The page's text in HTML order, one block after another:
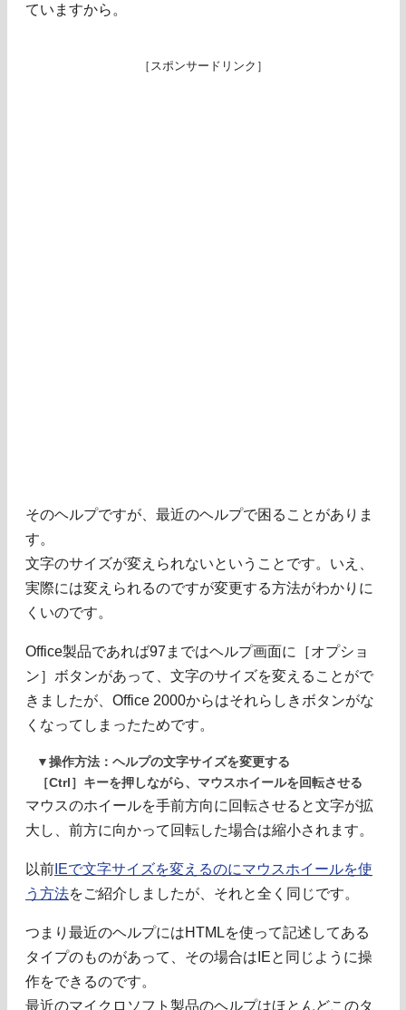
ていますから。
［スポンサードリンク］
そのヘルプですが、最近のヘルプで困ることがありま
す。
文字のサイズが変えられないということです。いえ、
実際には変えられるのですが変更する方法がわかりに
くいのです。
Office製品であれば97まではヘルプ画面に［オプショ
ン］ボタンがあって、文字のサイズを変えることがで
きましたが、Office 2000からはそれらしきボタンがな
くなってしまったためです。
▼操作方法：ヘルプの文字サイズを変更する
［Ctrl］キーを押しながら、マウスホイールを回転させる
マウスのホイールを手前方向に回転させると文字が拡
大し、前方に向かって回転した場合は縮小されます。
以前 IEで文字サイズを変えるのにマウスホイールを使
う方法をご紹介しましたが、それと全く同じです。
つまり最近のヘルプにはHTMLを使って記述してある
タイプのものがあって、その場合はIEと同じように操
作をできるのです。
最近のマイクロソフト製品のヘルプはほとんどこのタ